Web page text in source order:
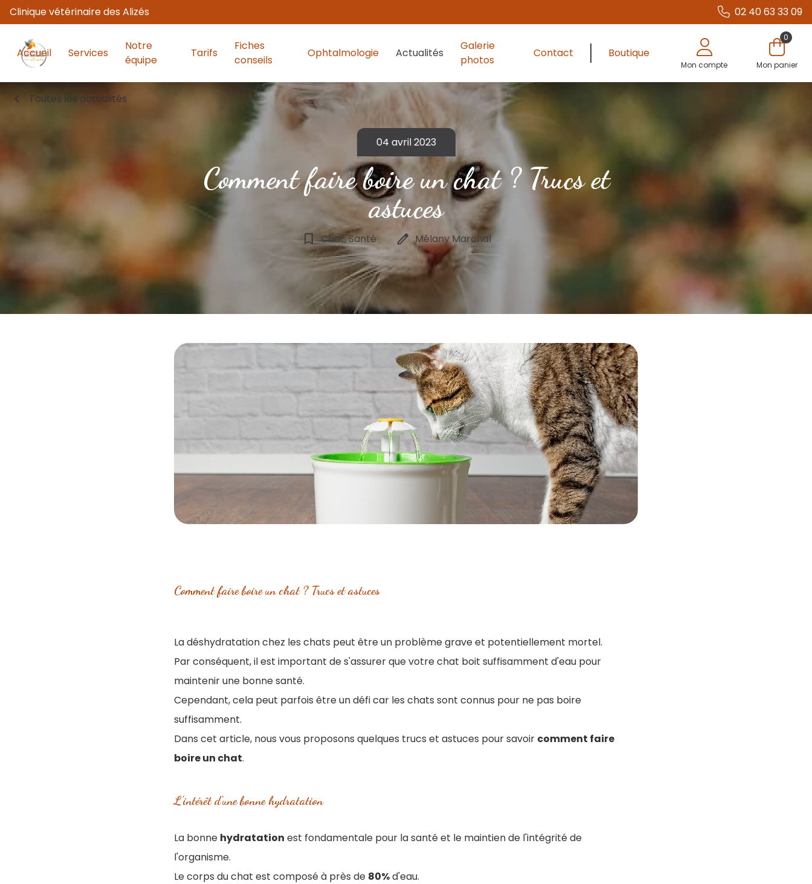
Clinique vétérinaire des Alizés 02 40 63 33 09
Accueil Services
Notre
équipe
Tarifs
Fiches
conseils
Ophtalmologie Actualités
Galerie
photos
Contact Boutique
Mon compte
0
Mon panier
chevron_left Toutes les actualités
04 avril 2023
Comment faire boire un chat ? Trucs et
astuces
bookmark_border Chat, Santé edit Mélany Marchal
Comment faire boire un chat ? Trucs et astuces
La déshydratation chez les chats peut être un problème grave et potentiellement mortel.
Par conséquent, il est important de s'assurer que votre chat boit suffisamment d'eau pour
maintenir une bonne santé.
Cependant, cela peut parfois être un défi car les chats sont connus pour ne pas boire
suffisamment.
Dans cet article, nous vous proposons quelques trucs et astuces pour savoir comment faire
boire un chat.
L'intérêt d'une bonne hydratation
La bonne hydratation est fondamentale pour la santé et le maintien de l'intégrité de
l'organisme.
Le corps du chat est composé à près de 80%d'eau.